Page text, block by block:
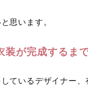
思います。
装が完成するま
ているデザイナー